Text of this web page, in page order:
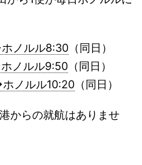
ノルル8:30 （同日）
ノルル9:50 （同日）
ノルル10:20 （同日）
からの就航はありませ